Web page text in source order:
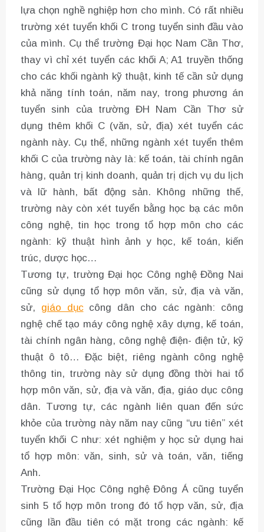
lựa chọn nghề nghiệp hơn cho mình. Có rất nhiều
trường xét tuyển khối C trong tuyển sinh đầu vào
của mình. Cụ thể trường Đại học Nam Cần Thơ,
thay vì chỉ xét tuyển các khối A; A1 truyền thống
cho các khối ngành kỹ thuật, kinh tế cần sử dụng
khả năng tính toán, năm nay, trong phương án
tuyển sinh của trường ĐH Nam Cần Thơ sử
dụng thêm khối C (văn, sử, địa) xét tuyển các
ngành này. Cụ thể, những ngành xét tuyển thêm
khối C của trường này là: kế toán, tài chính ngân
hàng, quản trị kinh doanh, quản trị dịch vụ du lịch
và lữ hành, bất động sản. Không những thế,
trường này còn xét tuyển bằng học bạ các môn
công nghệ, tin học trong tổ hợp môn cho các
ngành: kỹ thuật hình ảnh y học, kế toán, kiến
trúc, dược học…
Tương tự, trường Đại học Công nghệ Đồng Nai
cũng sử dụng tổ hợp môn văn, sử, địa và văn,
sử, giáo dụccông dân cho các ngành: công
nghệ chế tạo máy công nghệ xây dựng, kế toán,
tài chính ngân hàng, công nghệ điện- điện tử, kỹ
thuật ô tô… Đặc biệt, riêng ngành công nghệ
thông tin, trường này sử dụng đồng thời hai tổ
hợp môn văn, sử, địa và văn, địa, giáo dục công
dân. Tương tự, các ngành liên quan đến sức
khỏe của trường này năm nay cũng “ưu tiên” xét
tuyển khối C như: xét nghiệm y học sử dụng hai
tổ hợp môn: văn, sinh, sử và toán, văn, tiếng
Anh.
Trường Đại Học Công nghệ Đông Á cũng tuyển
sinh 5 tổ hợp môn trong đó tổ hợp văn, sử, địa
cũng lần đầu tiên có mặt trong các ngành: kế